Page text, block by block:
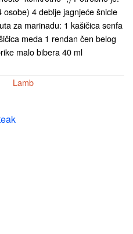
osobe) 4 deblje jagnjeće šnicle
za marinadu: 1 kašičica senfa
meda 1 rendan čen belog
malo bibera 40 ml
Lamb